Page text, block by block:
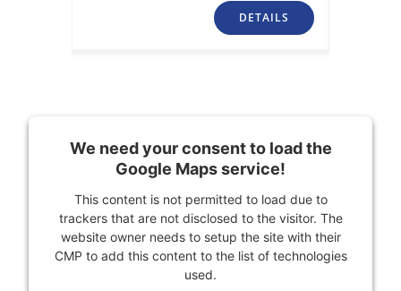
DETAILS
We need your consent to load the
Google Maps service!
This content is not permitted to load due to
trackers that are not disclosed to the visitor. The
website owner needs to setup the site with their
CMP to add this content to the list of technologies
used.